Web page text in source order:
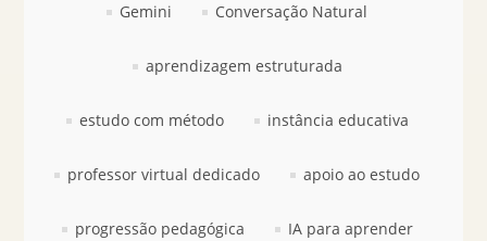
Gemini Conversação Natural
aprendizagem estruturada
estudo com método instância educativa
professor virtual dedicado apoio ao estudo
progressão pedagógica IA para aprender